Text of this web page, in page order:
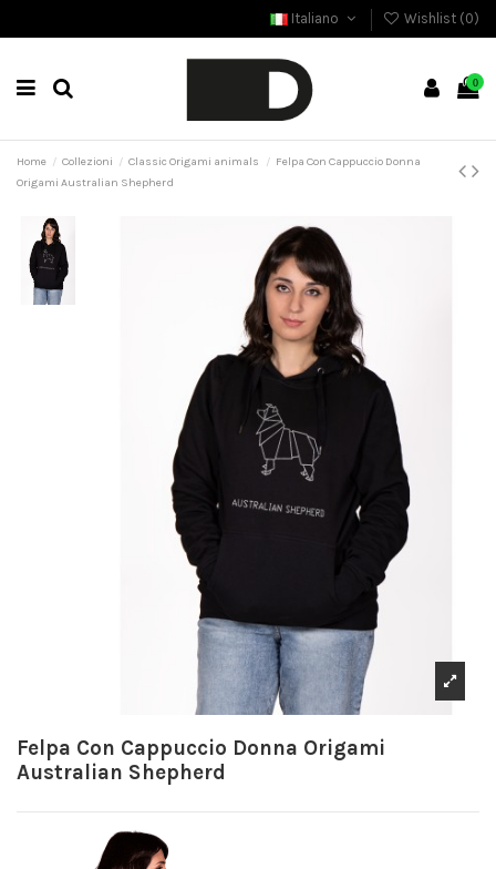
Italiano Wishlist (0)
0
Home Collezioni Classic Origami animals
Felpa Con Cappuccio Donna
Origami Australian Shepherd
Felpa Con Cappuccio Donna Origami
Australian Shepherd